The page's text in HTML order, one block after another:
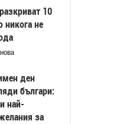
10
никога не
ден
българи:
най-
за